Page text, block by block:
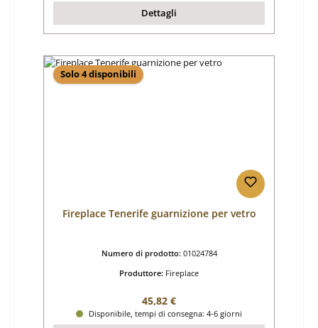
Dettagli
Solo 4 disponibili
Fireplace Tenerife guarnizione per vetro
Numero di prodotto: 01024784
Produttore: Fireplace
Prezzo normale:
45,82 €
Disponibile, tempi di consegna: 4-6 giorni